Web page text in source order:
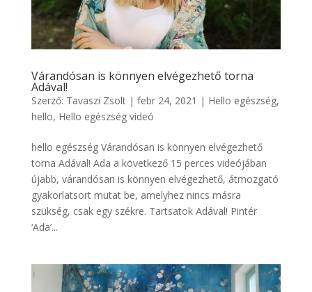
Várandósan is könnyen elvégezhető torna
Adával!
Szerző: Tavaszi Zsolt| febr 24, 2021 | Hello egészség,
hello, Hello egészség videó
hello egészség Várandósan is könnyen elvégezhető
torna Adával! Ada a következő 15 perces videójában
újabb, várandósan is könnyen elvégezhető, átmozgató
gyakorlatsort mutat be, amelyhez nincs másra
szükség, csak egy székre. Tartsatok Adával! Pintér
‘Ada’...